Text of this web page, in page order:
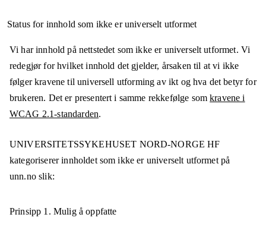
Status for innhold som ikke er universelt utformet
Vi har innhold på nettstedet som ikke er universelt utformet. Vi
redegjør for hvilket innhold det gjelder, årsaken til at vi ikke
følger kravene til universell utforming av ikt og hva det betyr for
brukeren. Det er presentert i samme rekkefølge somkravene i
WCAG 2.1-standarden.
UNIVERSITETSSYKEHUSET NORD-NORGE HF
kategoriserer innholdet som ikke er universelt utformet på
unn.noslik:
Prinsipp 1. Mulig å oppfatte